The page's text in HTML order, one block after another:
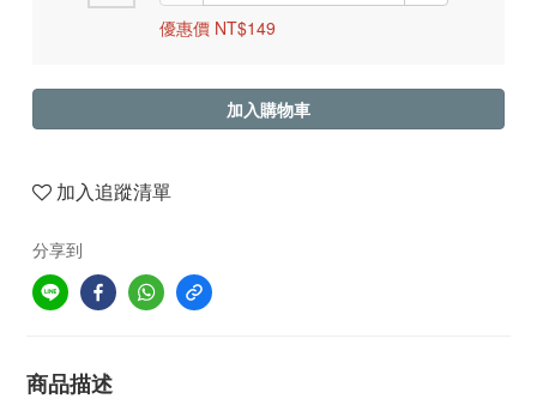
優惠價 NT$149
加入購物車
加入追蹤清單
分享到
商品描述